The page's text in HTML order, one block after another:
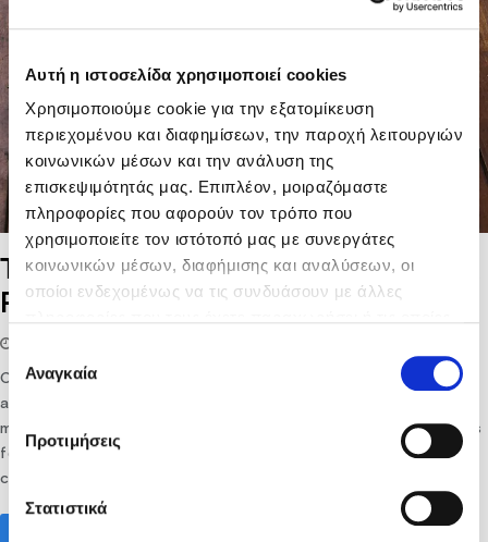
Αυτή η ιστοσελίδα χρησιμοποιεί cookies
Χρησιμοποιούμε cookie για την εξατομίκευση
περιεχομένου και διαφημίσεων, την παροχή λειτουργιών
κοινωνικών μέσων και την ανάλυση της
επισκεψιμότητάς μας. Επιπλέον, μοιραζόμαστε
πληροφορίες που αφορούν τον τρόπο που
χρησιμοποιείτε τον ιστότοπό μας με συνεργάτες
κοινωνικών μέσων, διαφήμισης και αναλύσεων, οι
οποίοι ενδεχομένως να τις συνδυάσουν με άλλες
των υπηρεσιών τους.
Επιλογή
συγκατάθεσης
Αναγκαία
Προτιμήσεις
Στατιστικά
Taste the authentic: Crete’s PDO &
PGI products
Cretan products are famous for their exceptional quality
and have gained a distinguished place in the international
market, but still, the widest collection of Cretan products is
found in... Crete! However, a wide selection also means
confusion, as you will…